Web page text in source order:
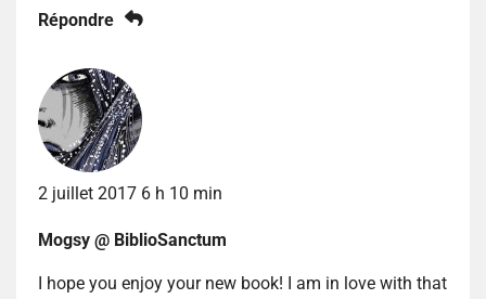
Répondre
2 juillet 2017 6 h 10 min
Mogsy @ BiblioSanctum
I hope you enjoy your new book! I am in love with that